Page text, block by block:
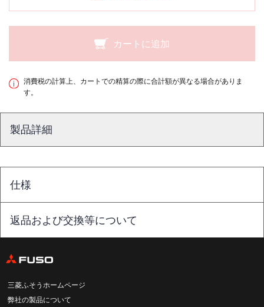
カートに追加
消費税の計算上、カートでの精算の際に合計額が異なる場合がありま
す。
製品詳細
仕様
返品および交換等について
三菱ふそうホームページ
弊社の製品について